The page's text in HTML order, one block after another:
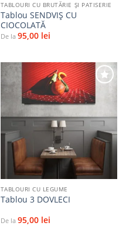
TABLOURI CU BRUTĂRIE ŞI PATISERIE
Tablou SENDVIȘ CU
CIOCOLATĂ
De la 95,00 lei
la
favorite
TABLOURI CU LEGUME
Tablou 3 DOVLECI
De la 95,00 lei